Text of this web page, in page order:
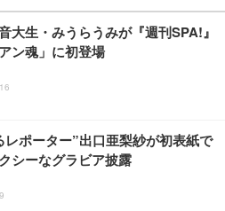
スチェア デスクチェア 疲れない テレ
強化バックレスト 30度ロッキング機
子 腰サポート 90度跳ね上げ式アーム
通気性メッシュ ゲーミング/勉強/事
パソコンチェア (ブラック)
チェア デスクチェア 疲れない テレ
強化バックレスト 30度ロッキング機
子 腰サポート 90度跳ね上げ式アーム
ーミングモニター DualSense 充電
ZDM1J）
Dell E2724HS 27インチ 液晶モニタ
）VA 非光沢 HDMI/DisplayP
カー内蔵 高さ調整 スイベル VESA対
フ ネオ・オムツ L 中型犬用 26枚入
マートベーシック) 【Amazon.co.jp
アイリスオーヤマ ペットシーツ
イド 100枚入 (x 1) (ケース販売)
大生・みうらうみが『週刊SPA!』
ン魂」に初登場
レポーター”出口亜梨紗が初表紙で
シーなグラビア披露